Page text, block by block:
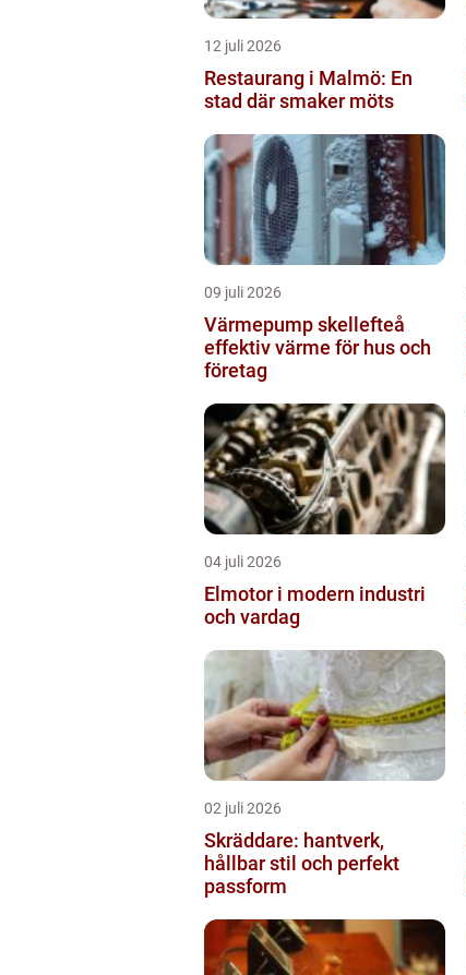
12 juli 2026
Restaurang i Malmö: En
stad där smaker möts
09 juli 2026
Värmepump skellefteå
effektiv värme för hus och
företag
04 juli 2026
Elmotor i modern industri
och vardag
02 juli 2026
Skräddare: hantverk,
hållbar stil och perfekt
passform